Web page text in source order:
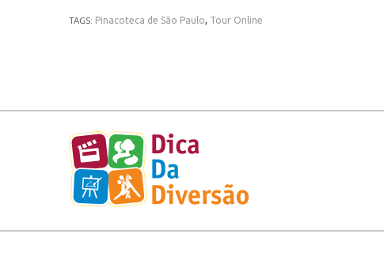
TAGS: Pinacoteca de São Paulo, Tour Online